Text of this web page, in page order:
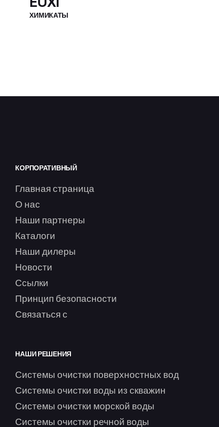
ХИМИКАТЫ
КОРПОРАТИВНЫЙ
Главная страница
О нас
Наши партнеры
Каталоги
Наши дилеры
Новости
Ссылки
Принцип безопасности
Связаться с
НАШИ РЕШЕНИЯ
Системы очистки поверхностных вод
Системы очистки воды из скважин
Системы очистки морской воды
Системы очистки речной воды